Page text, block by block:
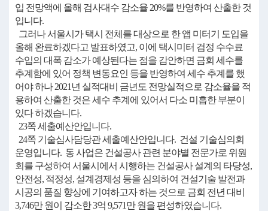
입 전망액에 올해 검사대수 감소율 20%를 반영하여 산출한 것
입니다.
그러나 서울시가 택시 전체를 대상으로 한 앱 미터기 도입을
올해 완료하겠다고 발표하였고, 이에 택시미터 검정 수수료
수입의 대폭 감소가 예상된다는 점을 감안하면 금회 세수를
추계함에 있어 정책 변동요인 등을 반영하여 세수 추계를 했
어야 하나 2021년 실적대비 금년도 전망실적으로 감소율을 적
용하여 산출한 것은 세수 추계에 있어서 다소 미흡한 부분이
있다 하겠습니다.
23쪽 세출예산안입니다.
24쪽 기술심사담당관 세출예산안입니다. 건설 기술심의회
운영입니다. 동 사업은 건설공사 관련 분야별 전문가로 위원
회를 구성하여 서울시에서 시행하는 건설공사 설계의 타당성,
안전성, 적정성, 설계경제성 등을 심의하여 건설기술 발전과
시공의 품질 향상에 기여하고자 하는 것으로 금회 전년 대비
3,746만 원이 감소한 3억 9,571만 원을 편성하였습니다.